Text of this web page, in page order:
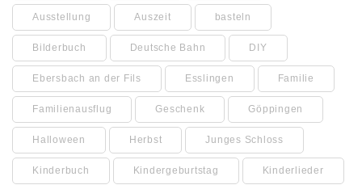
Ausstellung Auszeit basteln
Bilderbuch Deutsche Bahn DIY
Ebersbach an der Fils Esslingen Familie
Familienausflug Geschenk Göppingen
Halloween Herbst Junges Schloss
Kinderbuch Kindergeburtstag Kinderlieder